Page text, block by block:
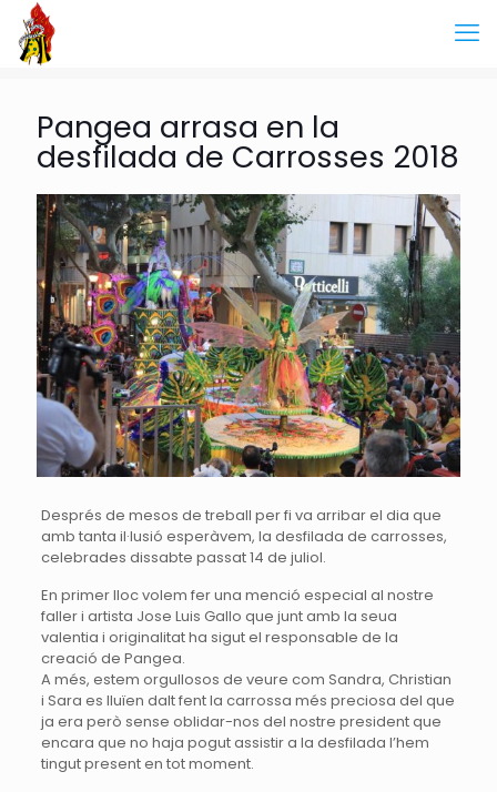
Pangea arrasa en la
desfilada de Carrosses 2018
Després de mesos de treball per fi va arribar el dia que
amb tanta il·lusió esperàvem, la desfilada de carrosses,
celebrades dissabte passat 14 de juliol.
En primer lloc volem fer una menció especial al nostre
faller i artista Jose Luis Gallo que junt amb la seua
valentia i originalitat ha sigut el responsable de la
creació de Pangea.
A més, estem orgullosos de veure com Sandra, Christian
i Sara es lluïen dalt fent la carrossa més preciosa del que
ja era però sense oblidar-nos del nostre president que
encara que no haja pogut assistir a la desfilada l’hem
tingut present en tot moment.